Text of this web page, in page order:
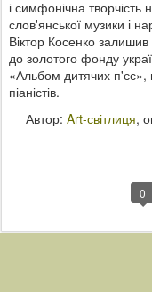
і симфонічна
слов'янської музики і
Віктор Косенко залишив
до золотого фонду
«Альбом дитячих п'єс»,
піаністів.
Автор: Art-світлиця,
0